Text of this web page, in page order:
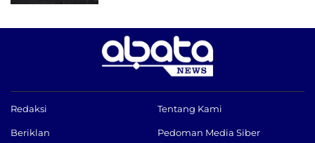
Redaksi Tentang Kami
Beriklan Pedoman Media Siber